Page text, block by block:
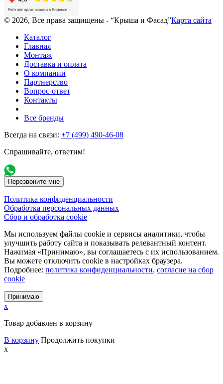
© 2026, Все права защищены - “Крыша и Фасад”Карта сайта
Каталог
Главная
Монтаж
Доставка и оплата
О компании
Партнерство
Вопрос-ответ
Контакты
Все бренды
Всегда на связи: +7 (499) 490-46-08
Спрашивайте, ответим!
Перезвоните мне
Политика конфиденциальности
Обработка персональных данных
Сбор и обработка cookie
Мы используем файлы cookie и сервисы аналитики, чтобы
улучшить работу сайта и показывать релевантный контент.
Нажимая «Принимаю», вы соглашаетесь с их использованием.
Вы можете отключить cookie в настройках браузера.
Подробнее: политика конфиденциальности, согласие на сбор
cookie
Принимаю
x
Товар добавлен в корзину
В корзину Продолжить покупки
x